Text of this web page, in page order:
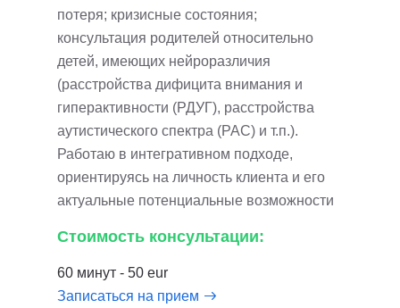
потеря; кризисные состояния;
консультация родителей относительно
детей, имеющих нейроразличия
(расстройства дифицита внимания и
гиперактивности (РДУГ), расстройства
аутистического спектра (РАС) и т.п.).
Работаю в интегративном подходе,
ориентируясь на личность клиента и его
актуальные потенциальные возможности
Стоимость консультации:
60 минут - 50 eur
Записаться на прием